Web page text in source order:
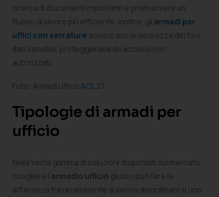
ricerca di documenti importanti e promuovere un
flusso di lavoro più efficiente. Inoltre, gli armadi per
uffici con serrature assicurano la sicurezza dei tuoi
dati sensibili, proteggendoli da accessi non
autorizzati.
Foto: Armadi ufficoACL 27
Tipologie di armadi per
ufficio
Nella vasta gamma di soluzioni disponibili sul mercato,
scegliere l’armadio ufficio giusto può fare la
differenza tra un ambiente di lavoro disordinato e uno